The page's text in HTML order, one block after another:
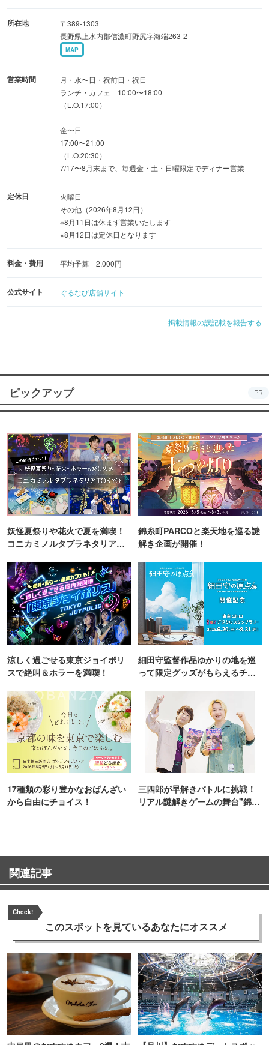
また、グリーンカレーやタコライス、ロコモコなど、
お食事メニューも多彩にご用意しております。
さらに、ペット連れのお客様も大歓迎♪
ドライブや観光の合間に立ち寄るにもぴったりの場所で
美味しい食事と特別な景色とともに心温まる時間を、
ぜひ当店でお過ごしください♪
所在地
〒389-1303
長野県上水内郡信濃町野尻字海端263-2
MAP
営業時間
月・水〜日・祝前日・祝日
ランチ・カフェ 10:00〜18:00
（L.O.17:00）
金〜日
17:00〜21:00
（L.O.20:30）
7/17〜8月末まで、毎週金・土・日曜限定でディナー営業
定休日
火曜日
その他（2026年8月12日）
※8月11日は休まず営業いたします
※8月12日は定休日となります
料金・費用 平均予算 2,000円
公式サイト ぐるなび店舗サイト
掲載情報の誤記載を報告する
ピックアップ PR
妖怪夏祭りや花火で夏を満喫！
コニカミノルタプラネタリア
錦糸町PARCOと楽天地を巡る謎
解き企画が開催！
涼しく過ごせる東京ジョイポリ
スで絶叫＆ホラーを満喫！
細田守監督作品ゆかりの地を巡
って限定グッズがもらえるチャ
17種類の彩り豊かなおばんざい
から自由にチョイス！
三四郎が早解きバトルに挑戦！
リアル謎解きゲームの舞台"錦糸
関連記事
Check!
このスポットを見ているあなたにオススメ